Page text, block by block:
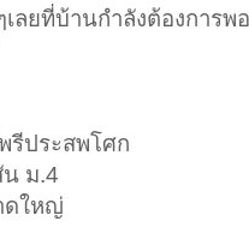
ลยที่บ้านกำลังต้องการพ
ประสพโศก
ม.4
ดใหญ่